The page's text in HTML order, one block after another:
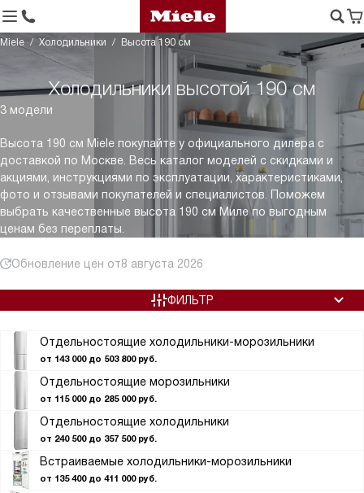
Miele Холодильники Высота 190 см
Холодильники высотой 190 см
3 модели
Высота 190 см Miele покупайте у официального дилера с
доставкой по Москве. Весь каталог моделей с скидками и
акциями, инструкциями по эксплуатации, характеристиками,
фото и отзывами покупателей и специалистов. Поможем
выбрать качественные высота 190 см Миле по выгодным
ценам без переплаты.
Обновление цен от8 августа 2026
Отдельностоящие холодильники-морозильники
от 143 000 до 503 800 руб.
Отдельностоящие морозильники
от 115 000 до 285 000 руб.
Отдельностоящие холодильники
от 240 500 до 357 500 руб.
Встраиваемые холодильники-морозильники
от 135 400 до 411 000 руб.
ФИЛЬТР